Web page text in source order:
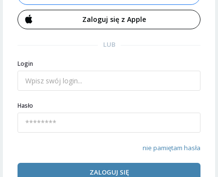
Zaloguj się z Apple
LUB
Login
Hasło
nie pamiętam hasła
ZALOGUJ SIĘ